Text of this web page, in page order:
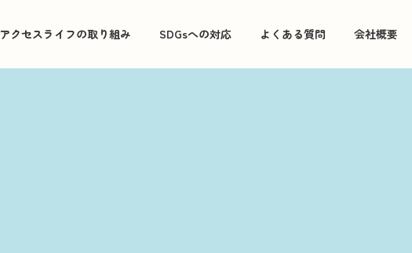
アクセスライフの取り組み SDGsへの対応 よくある質問 会社概要